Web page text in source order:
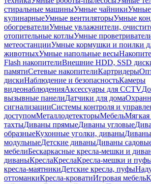
стиральные машиныУмные чайники
кулинарныеУмные вентиляторыУмные
обогревателиУмные увлажнители,
отопительные котлыУмные
метеостанцииУмные кормушки и поилки
животныхУмные напольные весы
Flash накопителиВнешние HDD, SSD
памятиСетевые накопителиКартридеры
дискиНаблюдение и безопасностьКамеры
видеонаблюденияАксессуары для CCTV
вызывные панелиДатчики для дома
сигнализацииСистемы контроля и
доступомМеталлодетекторыМебельМягкая
тахтыДиваны прямыеДиваны угловые
образныеКухонные уголки, диваныДиваны
модульныеДетские диваныДиваны
мебелиБескаркасные кресла-мешки и
диваныКреслаКреслаКресла-мешки и
кресла-маятникиДетские кресла, пуфы
оттоманкиКресла-кроватиИгровая мебель